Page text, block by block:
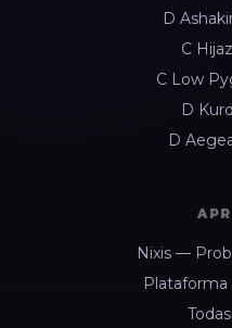
D
C
C Low
D
D
Nixis —